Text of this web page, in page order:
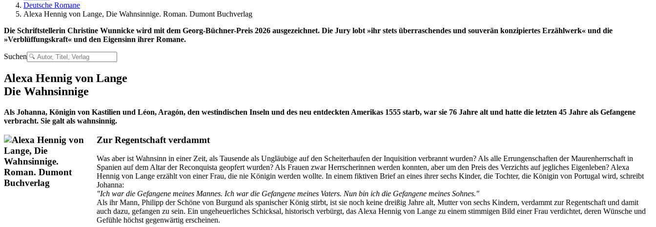
Deutsche Romane
Alexa Hennig von Lange, Die Wahnsinnige. Roman. Dumont Buchverlag
Die Schriftstellerin Christine Wunnicke wird mit dem Georg-Büchner-Preis 2026 ausgezeichnet. Die Jury lobt »ihr stets überraschendes und souverän konzipiertes Erzählwerk« und die
»Verblüffungskraft« und den Eigensinn ihrer Romane.
Suchen
Alexa Hennig von Lange
Die Wahnsinnige
Als Johanna, Königin von Kastilien und Léon, Aragón, den westindischen Inseln und des neu entdeckten Amerikas 1555 starb, war sie 76 Jahre alt und hatte die letzten 45 Jahre als Gefangene
verbracht. Sie galt als wahnsinnig.
Zur Regentschaft verdammt
Was aber ist Wahnsinn in einer Zeit, als Tausende als Ungläubige auf den Scheiterhaufen der Inquisition verbrannt wurden? Als alle Errungenschaften der Maurenherrschaft in
Spanien auf dem Altar der Reconquista geopfert wurden? Als Frauen zwar Herrscherinnen werden konnten, aber um den Preis des Verzichts auf jegliches Eigenleben? Alexa
Hennig von Lange erzählt von einer Frau, die nie Königin werden wollte. In einem fiktiven Brief an eines ihrer sechs Kinder, die Tochter, die Königin von Portugal wird, schreibt
Johanna:
"Ich war die Gefangene meines Mannes. Ich war die Gefangene meines Vaters. Nun bin ich die Gefangene meines Sohnes."
Als ihr Mann, Philipp der Schöne von Burgund als spanischer König stirbt, ist sie noch keine dreißig Jahre alt, Mutter von sechs Kindern, verdammt zur Regentschaft und damit
auch dazu, gefangen zu sein. Ein ungeheuerliches Schicksal, historisch verbürgt, das Alexa Hennig von Lange zu einem stimmigen Bild einer Frau verdichtet, deren Wünsche und
Gefühle höchst gegenwärtig erscheinen.